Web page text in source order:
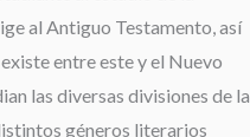
al Antiguo Testamento, así
entre este y el Nuevo
las diversas divisiones de la
géneros literarios